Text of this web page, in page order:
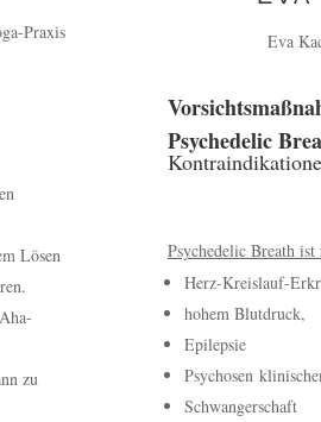
Praxis
Lösen
zu
Eva
Psychedelic
Psychedelic Breath ist
Herz-Kreislauf-
hohem Blutdruck,
Epilepsie
Psychosen
Schwangerschaft